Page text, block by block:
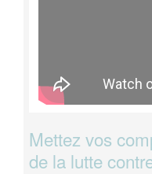
Mettez vos
de la lutte